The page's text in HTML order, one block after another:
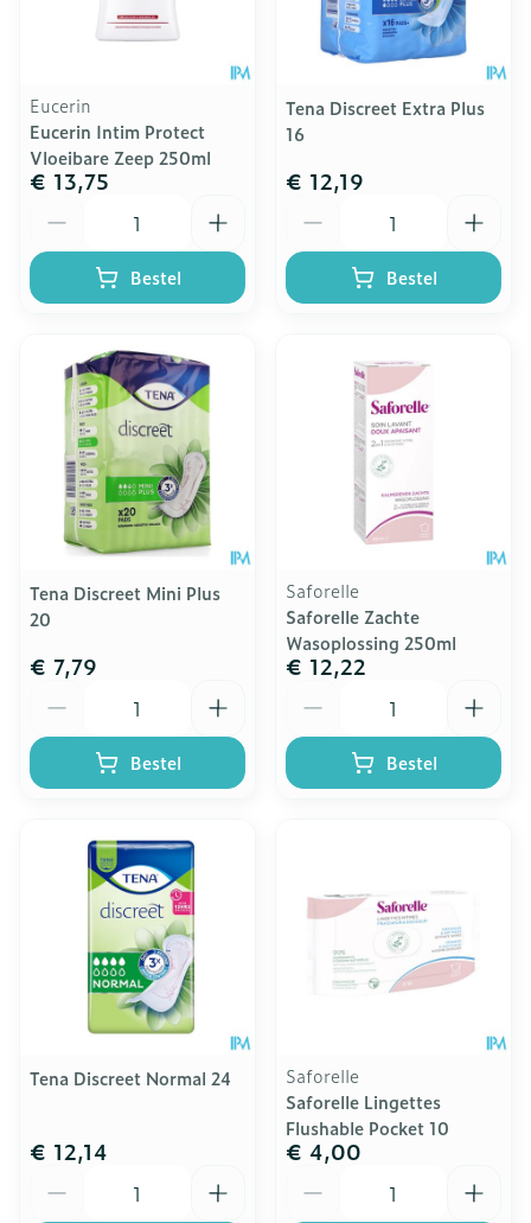
Eucerin
Eucerin Intim Protect
Vloeibare Zeep 250ml
€ 13,75
Bestel
Tena Discreet Extra Plus
16
€ 12,19
Bestel
Tena Discreet Mini Plus
20
€ 7,79
Bestel
Saforelle
Saforelle Zachte
Wasoplossing 250ml
€ 12,22
Bestel
Tena Discreet Normal 24
€ 12,14
Saforelle
Saforelle Lingettes
Flushable Pocket 10
€ 4,00